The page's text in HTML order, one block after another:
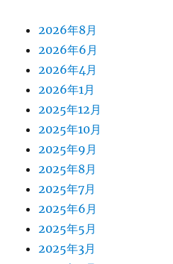
2026年8月
2026年6月
2026年4月
2026年1月
2025年12月
2025年10月
2025年9月
2025年8月
2025年7月
2025年6月
2025年5月
2025年3月